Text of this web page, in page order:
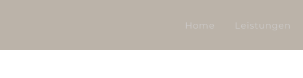
content
Home Leistungen